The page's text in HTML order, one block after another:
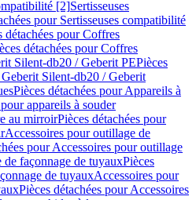
[2]Sertisseuses
pour Sertisseuses compatibilité
détachées pour Coffres
détachées pour Coffres
Silent-db20 / Geberit PEPièces
Silent-db20 / Geberit
Pièces détachées pour Appareils à
appareils à souder
au mirroirPièces détachées pour
Accessoires pour outillage de
pour Accessoires pour outillage
de façonnage de tuyauxPièces
de tuyauxAccessoires pour
Pièces détachées pour Accessoires